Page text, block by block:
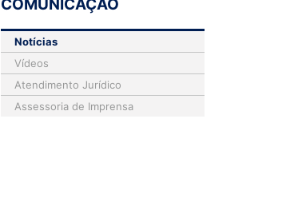
COMUNICAÇÃO
Notícias
Vídeos
Atendimento Jurídico
Assessoria de Imprensa